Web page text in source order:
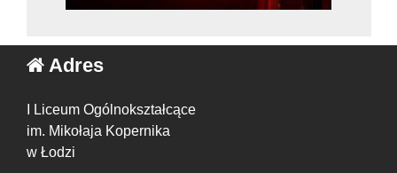
Adres
I Liceum Ogólnokształcące
im. Mikołaja Kopernika
w Łodzi